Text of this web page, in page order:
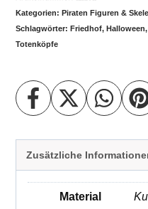
Kategorien: Piraten Figuren &
Schlagwörter: Friedhof, Halloween,
Totenköpfe
Zusätzliche
Material